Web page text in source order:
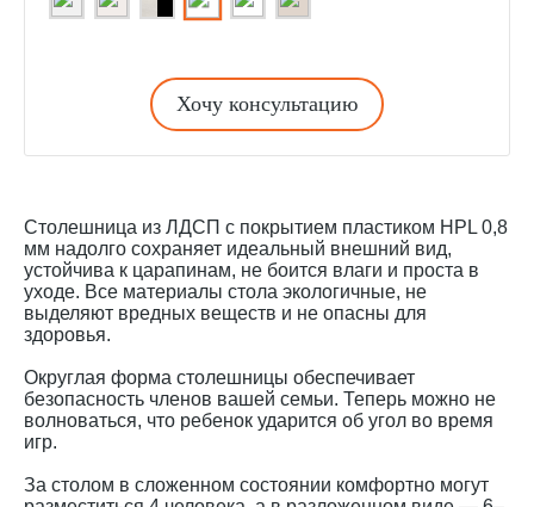
Хочу консультацию
Столешница из ЛДСП с покрытием пластиком HPL 0,8
мм надолго сохраняет идеальный внешний вид,
устойчива к царапинам, не боится влаги и проста в
уходе. Все материалы стола экологичные, не
выделяют вредных веществ и не опасны для
здоровья.
Округлая форма столешницы обеспечивает
безопасность членов вашей семьи. Теперь можно не
волноваться, что ребенок ударится об угол во время
игр.
За столом в сложенном состоянии комфортно могут